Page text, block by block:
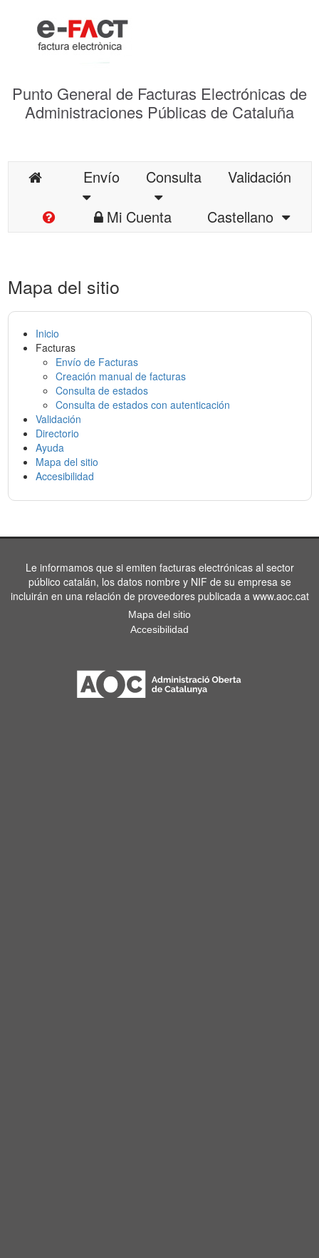
Punto General de Facturas Electrónicas de
Administraciones Públicas de Cataluña
Envío Consulta
Validación
Mi Cuenta
Castellano
Mapa del sitio
Inicio
Facturas
Envío de Facturas
Creación manual de facturas
Consulta de estados
Consulta de estados con autenticación
Validación
Directorio
Ayuda
Mapa del sitio
Accesibilidad
Le informamos que si emiten facturas electrónicas al sector
público catalán, los datos nombre y NIF de su empresa se
incluirán en una relación de proveedores publicada a www.aoc.cat
Mapa del sitio
Accesibilidad